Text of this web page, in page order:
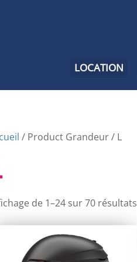
LOCATION
/ Product Grandeur / L
de 1–24 sur 70 résultats